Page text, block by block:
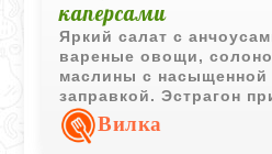
каперсами
Яркий салат с
вареные овощи,
маслины с насыщенной
заправкой. Эстрагон
тонкий аромат, а
делает салат
Вилка